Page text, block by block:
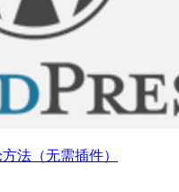
法（无需插件）